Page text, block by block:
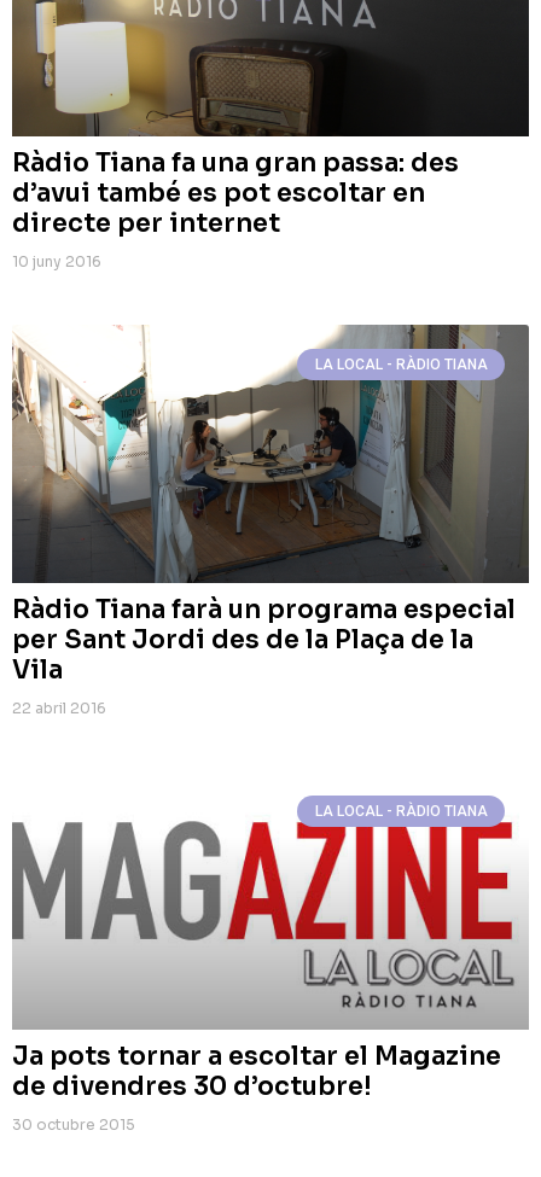
Ràdio Tiana fa una gran passa: des
d’avui també es pot escoltar en
directe per internet
10 juny 2016
LA LOCAL - RÀDIO TIANA
Ràdio Tiana farà un programa especial
per Sant Jordi des de la Plaça de la
Vila
22 abril 2016
LA LOCAL - RÀDIO TIANA
Ja pots tornar a escoltar el Magazine
de divendres 30 d’octubre!
30 octubre 2015